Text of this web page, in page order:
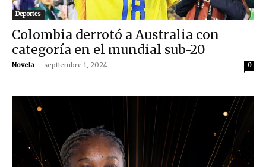
Deportes
Colombia derrotó a Australia con
categoría en el mundial sub-20
Novela - septiembre 1, 2024 0